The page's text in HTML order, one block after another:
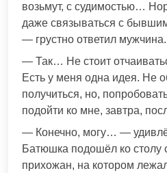
возьмут, с судимостью…
даже связываться с
— грустно ответил мужчина.
— Так… Не стоит
Есть у меня одна идея. Не
получиться, но,
подойти ко мне, завтра,
— Конечно, могу… —
Батюшка подошёл ко столу
прихожан, на котором